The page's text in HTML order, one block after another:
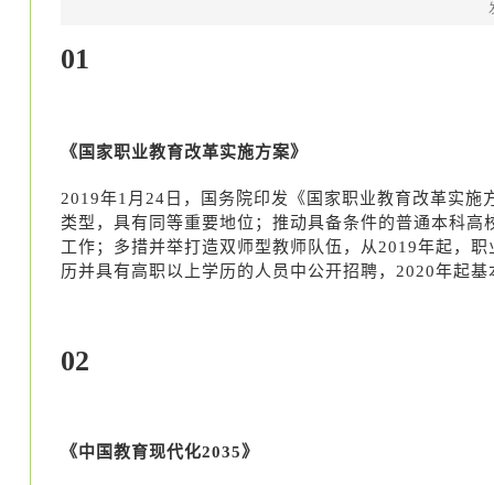
01
《国家职业教育改革实施方案》
2019年1月24日，国务院印发《国家职业教育改革实
类型，具有同等重要地位；推动具备条件的普通本科
工作；多措并举打造双师型教师队伍，从2019年起，
历并具有高职以上学历的人员中公开招聘，2020年起
02
《中国教育现代化2035》